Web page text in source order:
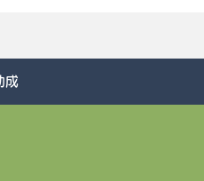
成